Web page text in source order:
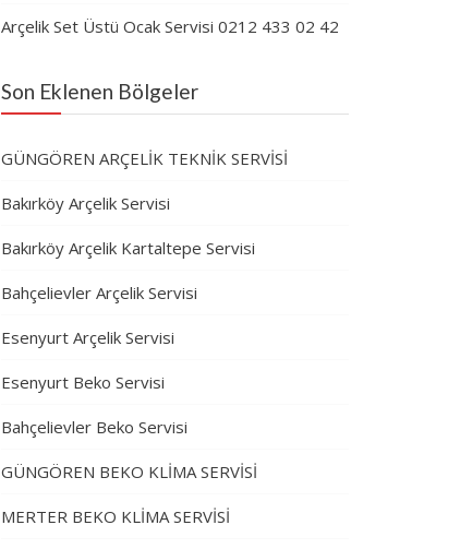
Arçelik Set Üstü Ocak Servisi 0212 433 02 42
Son Eklenen Bölgeler
GÜNGÖREN ARÇELİK TEKNİK SERVİSİ
Bakırköy Arçelik Servisi
Bakırköy Arçelik Kartaltepe Servisi
Bahçelievler Arçelik Servisi
Esenyurt Arçelik Servisi
Esenyurt Beko Servisi
Bahçelievler Beko Servisi
GÜNGÖREN BEKO KLİMA SERVİSİ
MERTER BEKO KLİMA SERVİSİ